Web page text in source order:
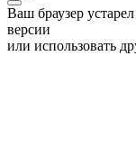
Ваш браузер
версии
или использовать